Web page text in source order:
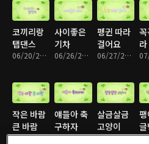
코끼리랑
탭댄스
06/20/2012 • 14분
사이좋은
기차
06/26/2012 • 15분
펭귄 따라
걸어요
06/27/2012 • 14분
꼭
라
작은 바람
큰 바람
07/11/2012 • 15분
얘들아 축
구하자
07/17/2012 • 14분
살금살금
고양이
07/18/2012 • 14분
팽
글